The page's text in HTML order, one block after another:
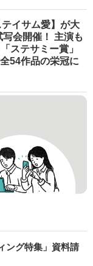
テイサム愛】が大
会開催！ 主演も
ステサミー賞」
54作品の栄冠に
ング特集」資料請